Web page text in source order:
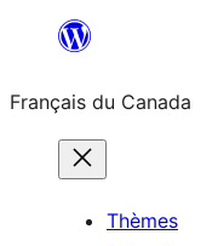
contenu
Français du Canada
Thèmes